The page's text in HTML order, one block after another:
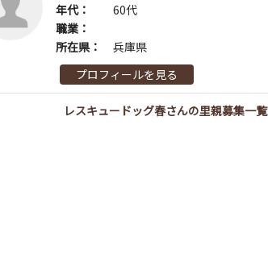
年代：
60代
職業：
所在県：
兵庫県
プロフィールを見る
レスキュードッグ春さんの里親募集一覧